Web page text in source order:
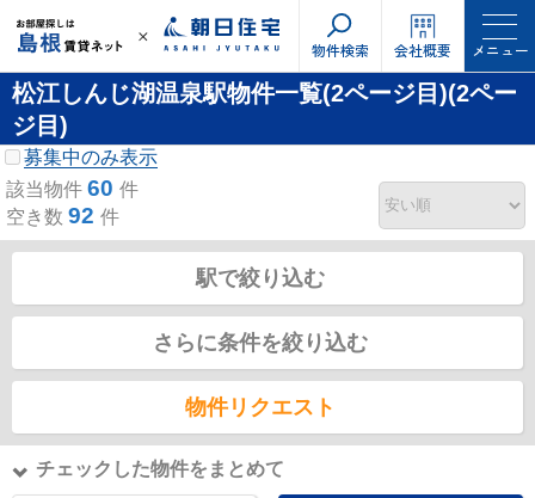
物件検索 会社概要 メニュー
松江しんじ湖温泉駅物件一覧(2ページ目)(2ペー
ジ目)
募集中のみ表示
該当物件 60 件
空き数 92 件
駅で絞り込む
さらに条件を絞り込む
物件リクエスト
チェックした物件をまとめて